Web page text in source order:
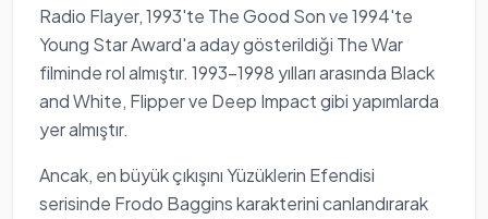
Radio Flayer, 1993'te The Good Son ve 1994'te
Young Star Award'a aday gösterildiği The War
filminde rol almıştır. 1993-1998 yılları arasında Black
and White, Flipper ve Deep Impact gibi yapımlarda
yer almıştır.
Ancak, en büyük çıkışını Yüzüklerin Efendisi
serisinde Frodo Baggins karakterini canlandırarak